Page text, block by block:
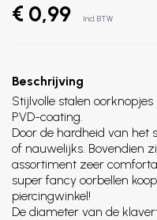
€ 0,99 Incl. BTW
Beschrijving
Stijlvolle stalen
PVD-coating.
Door de hardheid van het
of nauwelijks. Bovendien
assortiment zeer
super fancy oorbellen
piercingwinkel!
De diameter van de